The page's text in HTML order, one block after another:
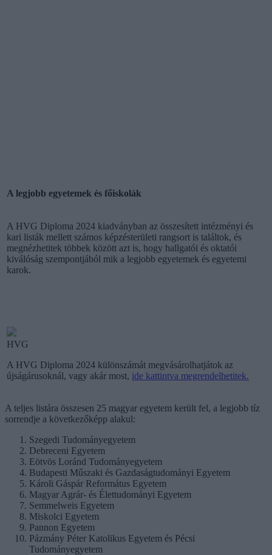
A legjobb egyetemek és főiskolák
A HVG Diploma 2024 kiadványban az összesített intézményi és
kari listák mellett számos képzésterületi rangsort is találtok, és
megnézhetitek többek között azt is, hogy hallgatói és oktatói
kiválóság szempontjából mik a legjobb egyetemek és egyetemi
karok.
HVG
A HVG Diploma 2024 különszámát megvásárolhatjátok az
újságárusoknál, vagy akár most, ide kattintva megrendelhetitek.
A teljes listára összesen 25 magyar egyetem került fel, a legjobb tíz
sorrendje a következőképp alakul:
Szegedi Tudományegyetem
Debreceni Egyetem
Eötvös Loránd Tudományegyetem
Budapesti Műszaki és Gazdaságtudományi Egyetem
Károli Gáspár Református Egyetem
Magyar Agrár- és Élettudományi Egyetem
Semmelweis Egyetem
Miskolci Egyetem
Pannon Egyetem
Pázmány Péter Katolikus Egyetem és Pécsi
Tudományegyetem